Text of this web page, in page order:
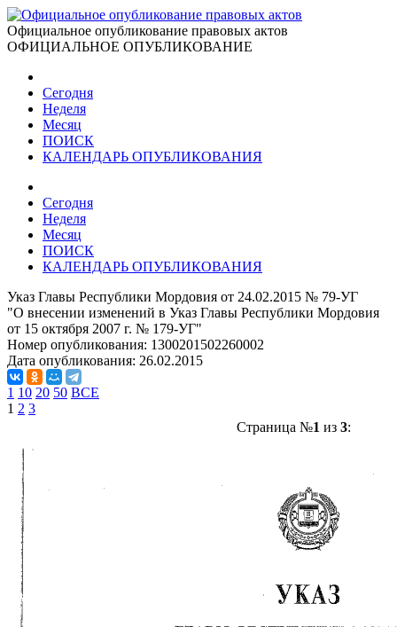
Официальное опубликование правовых актов
ОФИЦИАЛЬНОЕ ОПУБЛИКОВАНИЕ
Сегодня
Неделя
Месяц
ПОИСК
КАЛЕНДАРЬ ОПУБЛИКОВАНИЯ
Сегодня
Неделя
Месяц
ПОИСК
КАЛЕНДАРЬ ОПУБЛИКОВАНИЯ
Указ Главы Республики Мордовия от 24.02.2015 № 79-УГ
"О внесении изменений в Указ Главы Республики Мордовия
от 15 октября 2007 г. № 179-УГ"
Номер опубликования: 1300201502260002
Дата опубликования: 26.02.2015
1 10 20 50 ВСЕ
1 2 3
Страница №1 из 3: